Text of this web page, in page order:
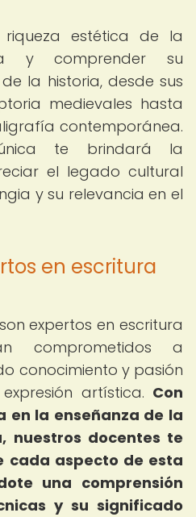
estética de la
y comprender su
la historia, desde sus
medievales hasta
contemporánea.
te brindará la
el legado cultural
y su relevancia en el
en escritura
expertos en escritura
comprometidos a
conocimiento y pasión
artística. Con
en la enseñanza de la
nuestros docentes te
cada aspecto de esta
una comprensión
y su significado